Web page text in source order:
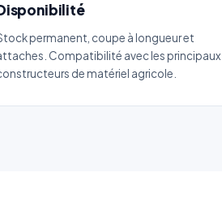
permanent, coupe à longueur et
Compatibilité avec les principaux
de matériel agricole.